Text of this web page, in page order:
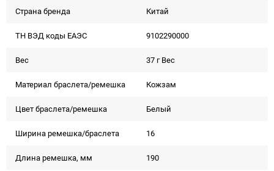
Страна бренда Китай
ТН ВЭД коды ЕАЭС 9102290000
Вес 37 г Вес
Материал браслета/ремешка Кожзам
Цвет браслета/ремешка Белый
Ширина ремешка/браслета 16
Длина ремешка, мм 190